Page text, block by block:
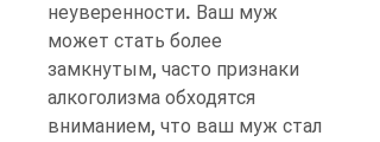
неуверенности. Ваш муж
может стать более
замкнутым, часто признаки
алкоголизма обходятся
вниманием, что ваш муж стал